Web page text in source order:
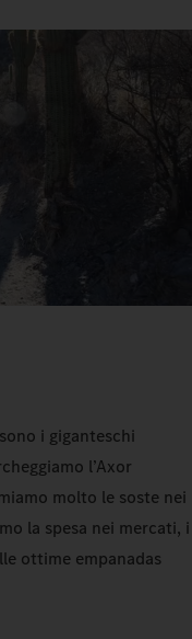
i giganteschi
l’Axor
molto le soste nei
la spesa nei mercati, i
ottime empanadas